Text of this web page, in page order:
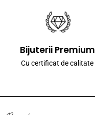
Bijuterii Premium
Cu certificat de calitate